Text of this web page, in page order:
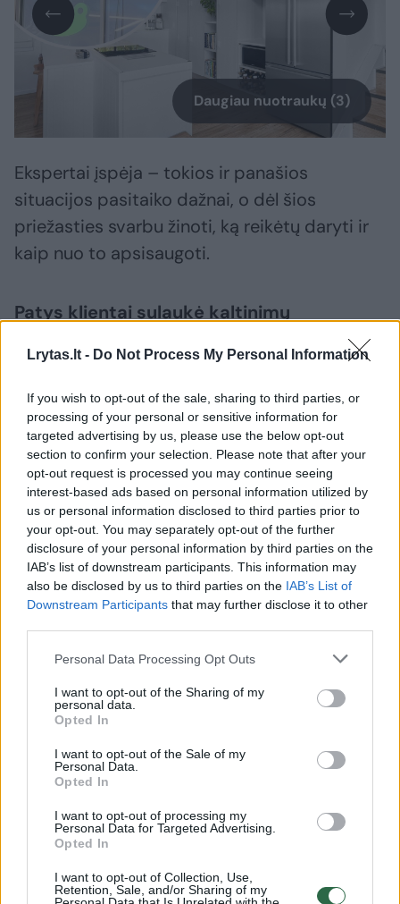
Lrytas.lt - Do Not Process My Personal Information
If you wish to opt-out of the sale, sharing to third parties, or
processing of your personal or sensitive information for
targeted advertising by us, please use the below opt-out
section to confirm your selection. Please note that after your
opt-out request is processed you may continue seeing
interest-based ads based on personal information utilized by
us or personal information disclosed to third parties prior to
your opt-out. You may separately opt-out of the further
disclosure of your personal information by third parties on the
IAB’s list of downstream participants. This information may
also be disclosed by us to third parties on the IAB’s List of
Downstream Participants that may further disclose it to other
Personal Data Processing Opt Outs
I want to opt-out of the Sharing of my
personal data.
Opted In
I want to opt-out of the Sale of my
Personal Data.
Opted In
I want to opt-out of processing my
Personal Data for Targeted Advertising.
Opted In
I want to opt-out of Collection, Use,
Retention, Sale, and/or Sharing of my
Daugiau nuotraukų (3)
Ekspertai įspėja – tokios ir panašios
situacijos pasitaiko dažnai, o dėl šios
priežasties svarbu žinoti, ką reikėtų daryti ir
kaip nuo to apsisaugoti.
Patys klientai sulaukė kaltinimų
Lina, rugsėjo pabaigoje interneto
parduotuvėje „Varle.lt“ vyras beveik už 300
eurų nupirko UAB „Simplea“ įmonės
šaldytuvą, kuris į jų namus
atvežtas sulankstytu korpusu, apvyniotas
neaiškiomis juostomis, be to, kilo klausimas,
ar yra saugu naudoti garsiai veikiantį,
rasojantį buities prietaisą.
įmonė vis tiek nebaudžiama, toliau tyčiojasi
iš klientų“, – mano ji.
Lina patikino, kad pristatymo metu nebuvo
suteikta galimybė prekę apžiūrėti, patikrinti,
kaip ji veikia – DPD kurjeris šaldytuvą su
tvarkinga išorine pakuote pristatė į garažą.
šeima ėmėsi išpakuoti tik savaitgalį.